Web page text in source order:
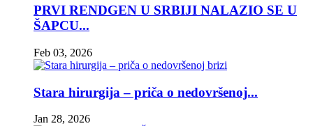
PRVI RENDGEN U SRBIJI NALAZIO SE U
ŠAPCU...
Feb 03, 2026
Stara hirurgija – priča o nedovršenoj...
Jan 28, 2026